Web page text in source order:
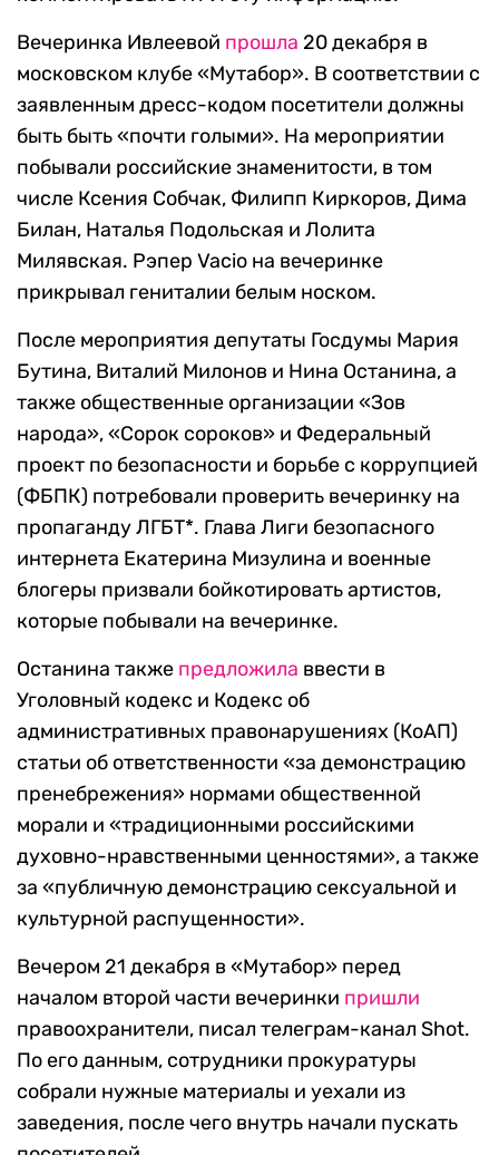
Вечеринка Ивлеевой прошла 20 декабря в
московском клубе «Мутабор». В соответствии с
заявленным дресс-кодом посетители должны
быть быть «почти голыми». На мероприятии
побывали российские знаменитости, в том
числе Ксения Собчак, Филипп Киркоров, Дима
Билан, Наталья Подольская и Лолита
Милявская. Рэпер Vacio на вечеринке
прикрывал гениталии белым носком.
После мероприятия депутаты Госдумы Мария
Бутина, Виталий Милонов и Нина Останина, а
также общественные организации «Зов
народа», «Сорок сороков» и Федеральный
проект по безопасности и борьбе с коррупцией
(ФБПК) потребовали проверить вечеринку на
пропаганду ЛГБТ*. Глава Лиги безопасного
интернета Екатерина Мизулина и военные
блогеры призвали бойкотировать артистов,
которые побывали на вечеринке.
Останина также предложила ввести в
Уголовный кодекс и Кодекс об
административных правонарушениях (КоАП)
статьи об ответственности «за демонстрацию
пренебрежения» нормами общественной
морали и «традиционными российскими
духовно-нравственными ценностями», а также
за «публичную демонстрацию сексуальной и
культурной распущенности».
Вечером 21 декабря в «Мутабор» перед
началом второй части вечеринки пришли
правоохранители, писал телеграм-канал Shot.
По его данным, сотрудники прокуратуры
собрали нужные материалы и уехали из
заведения, после чего внутрь начали пускать